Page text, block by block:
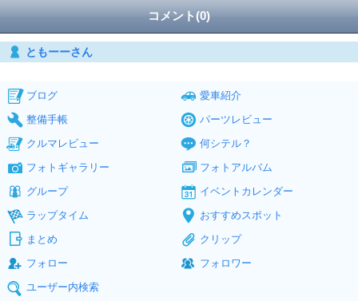
コメント(0)
ともーーさん
ブログ
愛車紹介
整備手帳
パーツレビュー
クルマレビュー
何シテル？
フォトギャラリー
フォトアルバム
グループ
イベントカレンダー
ラップタイム
おすすめスポット
まとめ
クリップ
フォロー
フォロワー
ユーザー内検索